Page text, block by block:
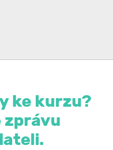
ke kurzu?
zprávu